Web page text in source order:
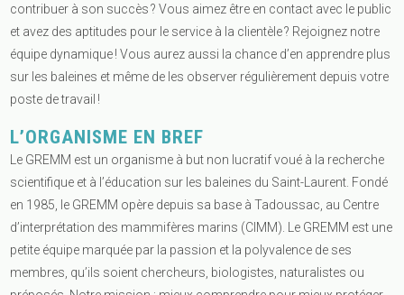
contribuer à son succès ? Vous aimez être en contact avec le public
et avez des aptitudes pour le service à la clientèle ? Rejoignez notre
équipe dynamique ! Vous aurez aussi la chance d’en apprendre plus
sur les baleines et même de les observer régulièrement depuis votre
poste de travail !
L’ORGANISME EN BREF
Le GREMM est un organisme à but non lucratif voué à la recherche
scientifique et à l’éducation sur les baleines du Saint-Laurent. Fondé
en 1985, le GREMM opère depuis sa base à Tadoussac, au Centre
d’interprétation des mammifères marins (CIMM). Le GREMM est une
petite équipe marquée par la passion et la polyvalence de ses
membres, qu’ils soient chercheurs, biologistes, naturalistes ou